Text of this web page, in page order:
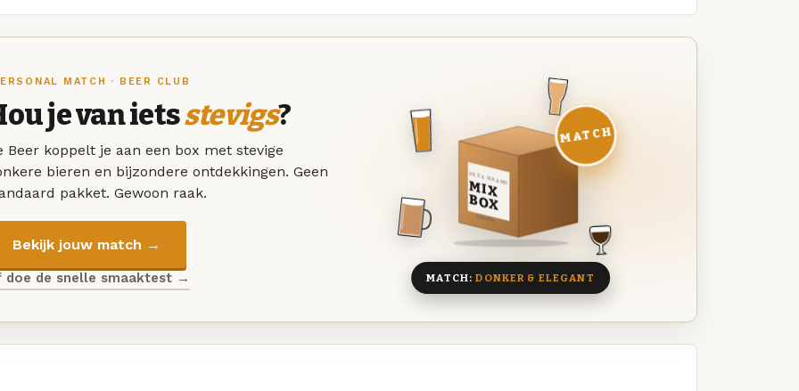
MATCH · BEER CLUB
je van ietsstevigs?
Beer koppelt je aan een box met stevige
bieren en bijzondere ontdekkingen. Geen
pakket. Gewoon raak.
Bekijk jouw match →
doe de snelle smaaktest →
DEZE MAAND
MIX
BOX
8 BIEREN
MATCH
MATCH:DONKER & ELEGANT